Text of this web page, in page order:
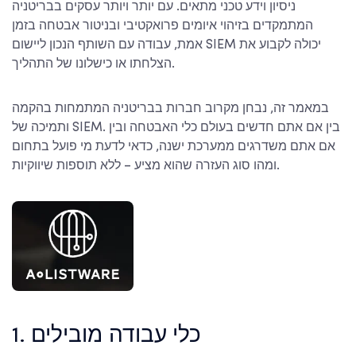
ניסיון וידע טכני מתאים. עם יותר ויותר עסקים בבריטניה
המתמקדים בזיהוי איומים פרואקטיבי ובניטור אבטחה בזמן
אמת, עבודה עם השותף הנכון ליישום SIEM יכולה לקבוע את
הצלחתו או כישלונו של התהליך.
במאמר זה, נבחן מקרוב חברות בבריטניה המתמחות בהקמה
ותמיכה של SIEM. בין אם אתם חדשים בעולם כלי האבטחה ובין
אם אתם משדרגים ממערכת ישנה, כדאי לדעת מי פועל בתחום
ומהו סוג העזרה שהוא מציע – ללא תוספות שיווקיות.
1. כלי עבודה מובילים